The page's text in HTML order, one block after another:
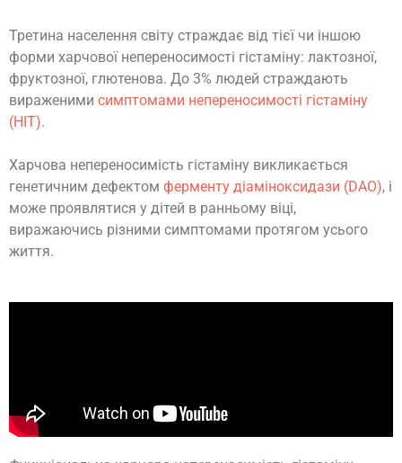
Третина населення світу страждає від тієї чи іншою
форми харчової непереносимості гістаміну: лактозної,
фруктозної, глютенова. До 3% людей страждають
вираженими симптомами непереносимості гістаміну
(HIT).
Харчова непереносимість гістаміну викликається
генетичним дефектом ферменту діаміноксидази (DAO), і
може проявлятися у дітей в ранньому віці,
виражаючись різними симптомами протягом усього
життя.